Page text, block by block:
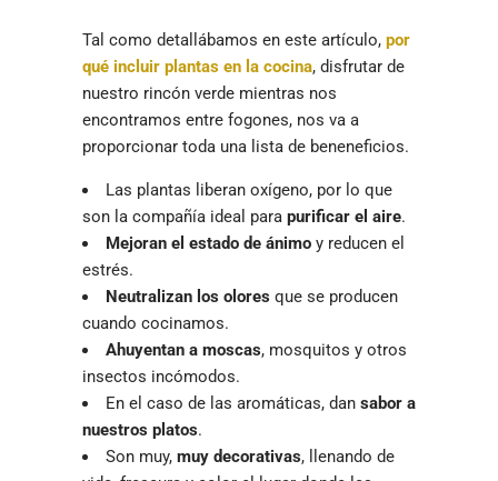
Tal como detallábamos en este artículo, por
qué incluir plantas en la cocina, disfrutar de
nuestro rincón verde mientras nos
encontramos entre fogones, nos va a
proporcionar toda una lista de beneneficios.
Las plantas liberan oxígeno, por lo que
son la compañía ideal para purificar el aire.
Mejoran el estado de ánimo y reducen el
estrés.
Neutralizan los olores que se producen
cuando cocinamos.
Ahuyentan a moscas, mosquitos y otros
insectos incómodos.
En el caso de las aromáticas, dan sabor a
nuestros platos.
Son muy, muy decorativas, llenando de